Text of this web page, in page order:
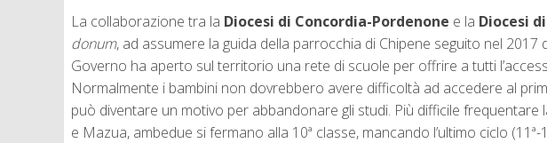
La collaborazione tra la Diocesi di Concordia-Pordenone e la Diocesi
donum, ad assumere la guida della parrocchia di Chipene seguito nel 2017
Governo ha aperto sul territorio una rete di scuole per offrire a tutti
Normalmente i bambini non dovrebbero avere difficoltà ad accedere al
può diventare un motivo per abbandonare gli studi. Più difficile
e Mazua, ambedue si fermano alla 10ª classe, mancando l’ultimo ciclo